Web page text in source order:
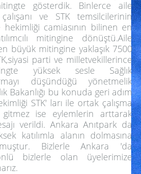
gösterdik. Binlerce aile
ve STK temsilcilerinin
hekimliği camiasının bilinen en
mitingine dönüştü.Aile
büyük mitingine yaklaşık 7500
parti ve milletvekillerince
yüksek sesle Sağlık
düşündüğü yönetmelik
Bakanlığı bu konuda geri adım
STK' ları ile ortak çalışma
ise eylemlerin arttarak
verildi. Ankara Anıtpark da
katılımla alanın dolmasına
Bizlerle Ankara 'da
bizlerle olan üyelerimize